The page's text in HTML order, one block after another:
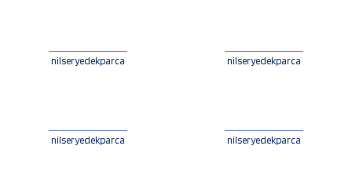
nilseryedekparca nilseryedekparca
nilseryedekparca nilseryedekparca